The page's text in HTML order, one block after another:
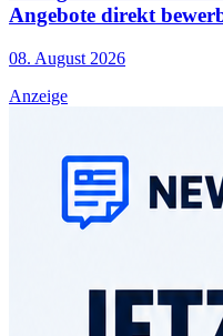
Angebote direkt
08. August 2026
Anzeige